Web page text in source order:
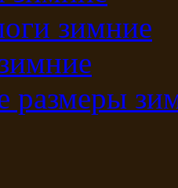
зимние
размеры